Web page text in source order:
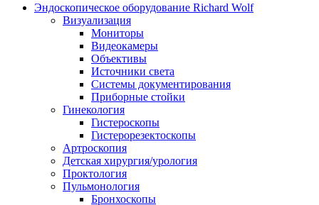
Эндоскопическое оборудование Richard Wolf
Визуализация
Мониторы
Видеокамеры
Объективы
Источники света
Системы документирования
Приборные стойки
Гинекология
Гистероскопы
Гистерорезектоскопы
Артроскопия
Детская хирургия/урология
Проктология
Пульмонология
Бронхоскопы